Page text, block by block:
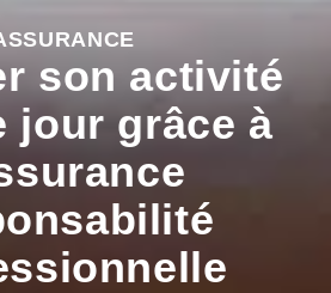
son activité
jour grâce à